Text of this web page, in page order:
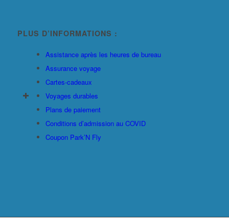
PLUS D’INFORMATIONS :
Assistance après les heures de bureau
Assurance voyage
Cartes-cadeaux
Voyages durables
Plans de paiement
Conditions d’admission au COVID
Coupon Park’N Fly